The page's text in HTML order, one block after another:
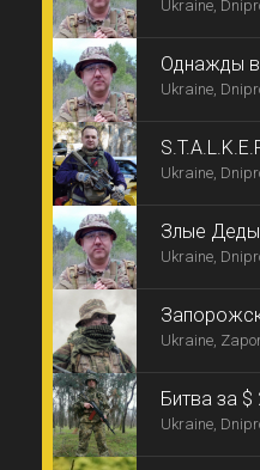
Ukraine,
Однажды
Ukraine,
Ukraine,
Злые
Ukraine,
Ukraine,
Битва за $
Ukraine,